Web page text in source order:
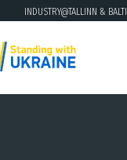
INDUSTRY@TALLINN &